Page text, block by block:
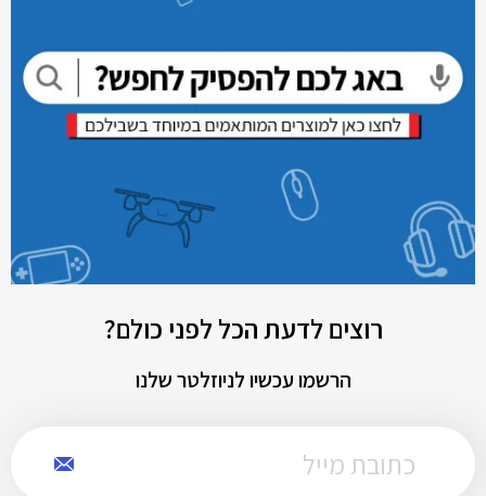
רוצים לדעת הכל לפני כולם?
הרשמו עכשיו לניוזלטר שלנו